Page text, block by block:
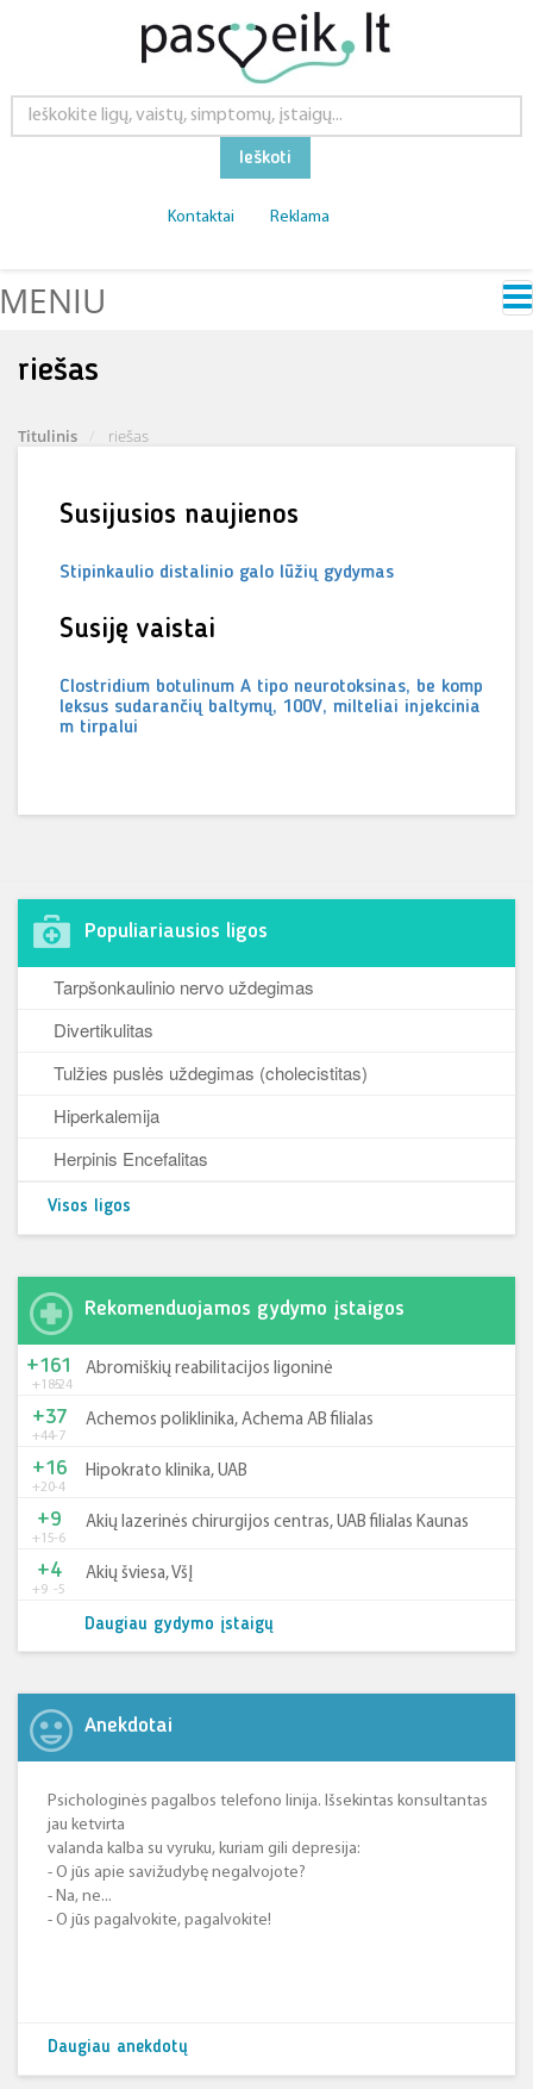
Ieškoti
Kontaktai Reklama
MENIU
riešas
Titulinis riešas
Susijusios naujienos
Stipinkaulio distalinio galo lūžių gydymas
Susiję vaistai
Clostridium botulinum A tipo neurotoksinas, be komp
leksus sudarančių baltymų, 100V, milteliai injekcinia
m tirpalui
Populiariausios ligos
Tarpšonkaulinio nervo uždegimas
Divertikulitas
Tulžies puslės uždegimas (cholecistitas)
Hiperkalemija
Herpinis Encefalitas
Visos ligos
Rekomenduojamos gydymo įstaigos
+185-24
+161 Abromiškių reabilitacijos ligoninė
+44-7
+37 Achemos poliklinika, Achema AB filialas
+20-4
+16 Hipokrato klinika, UAB
+15-6
+9 Akių lazerinės chirurgijos centras, UAB filialas Kaunas
+9 -5
+4 Akių šviesa, VšĮ
Daugiau gydymo įstaigų
Anekdotai
Psichologinės pagalbos telefono linija. Išsekintas konsultantas
jau ketvirta
valanda kalba su vyruku, kuriam gili depresija:
- O jūs apie savižudybę negalvojote?
- Na, ne...
- O jūs pagalvokite, pagalvokite!
Daugiau anekdotų